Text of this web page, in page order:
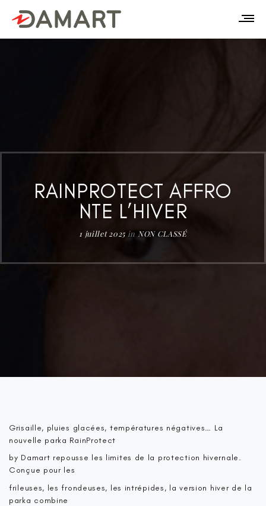
RAINPROTECT AFFRO
NTE L’HIVER
1 juillet 2025 in NON CLASSÉ
Grisaille, pluies glacées, températures négatives… La
nouvelle parka RainProtect
by Damart repousse les limites de la protection hivernale.
Conçue pour les
frileuses, les frondeuses, les intrépides, la version hiver de la
parka combine